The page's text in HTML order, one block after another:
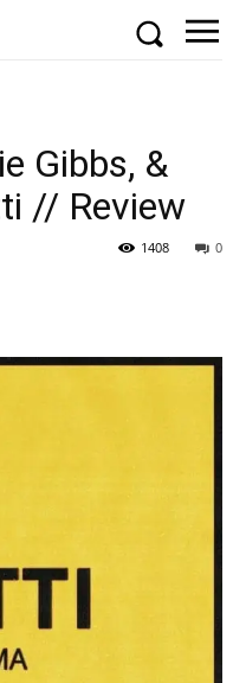
Gibbs, &
// Review
0
1408